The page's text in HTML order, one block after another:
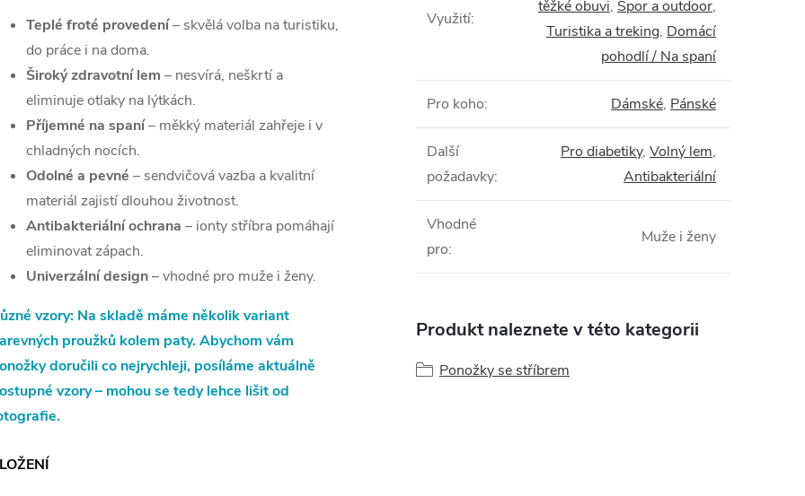
Teplé froté provedení– skvělá volba na turistiku,
do práce i na doma.
Široký zdravotní lem – nesvírá, neškrtí a
eliminuje otlaky na lýtkách.
Příjemné na spaní– měkký materiál zahřeje i v
chladných nocích.
Odolné a pevné – sendvičová vazba a kvalitní
materiál zajistí dlouhou životnost.
Antibakteriální ochrana – ionty stříbra pomáhají
eliminovat zápach.
Univerzální design– vhodné pro muže i ženy.
vzory: Na skladě máme několik variant
proužků kolem paty. Abychom vám
doručili co nejrychleji, posíláme aktuálně
vzory – mohou se tedy lehce lišit od
Využití:
těžké obuvi, Spor a outdoor,
Turistika a treking, Domácí
pohodlí / Na spaní
Pro koho: Dámské, Pánské
Další
požadavky:
Pro diabetiky, Volný lem,
Antibakteriální
Vhodné
pro:
Muže i ženy
Produkt naleznete v této kategorii
Ponožky se stříbrem